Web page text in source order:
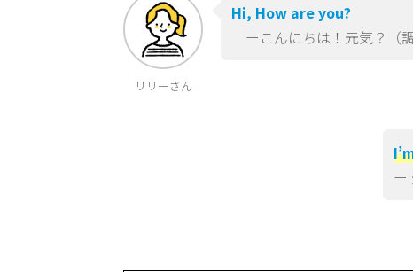
リリーさん
Hi, How are you?
ーこんにちは！元気？（
ー